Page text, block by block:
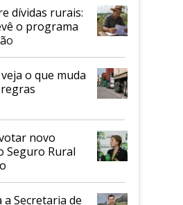
dívidas rurais:
o programa
o que muda
novo
Seguro Rural
a Secretaria de